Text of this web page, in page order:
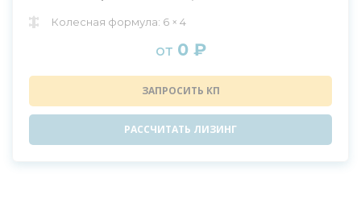
Колесная формула: 6 × 4
от 0 ₽
ЗАПРОСИТЬ КП
РАССЧИТАТЬ ЛИЗИНГ